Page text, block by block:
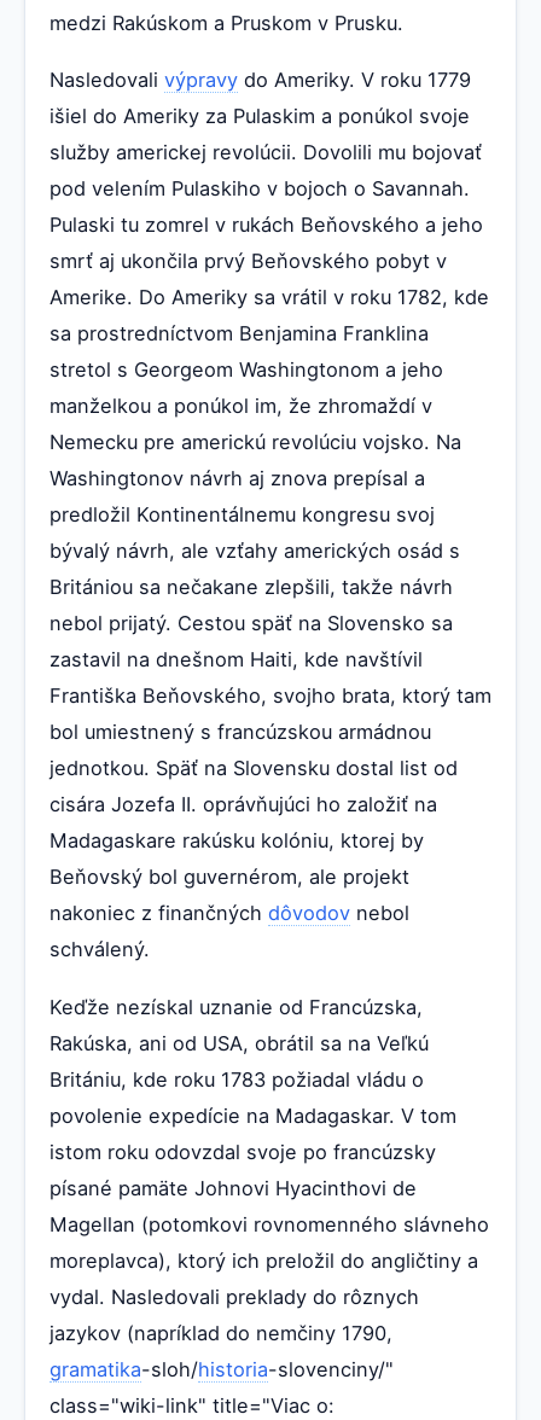
medzi Rakúskom a Pruskom v Prusku.
Nasledovali výpravy do Ameriky. V roku 1779
išiel do Ameriky za Pulaskim a ponúkol svoje
služby americkej revolúcii. Dovolili mu bojovať
pod velením Pulaskiho v bojoch o Savannah.
Pulaski tu zomrel v rukách Beňovského a jeho
smrť aj ukončila prvý Beňovského pobyt v
Amerike. Do Ameriky sa vrátil v roku 1782, kde
sa prostredníctvom Benjamina Franklina
stretol s Georgeom Washingtonom a jeho
manželkou a ponúkol im, že zhromaždí v
Nemecku pre americkú revolúciu vojsko. Na
Washingtonov návrh aj znova prepísal a
predložil Kontinentálnemu kongresu svoj
bývalý návrh, ale vzťahy amerických osád s
Britániou sa nečakane zlepšili, takže návrh
nebol prijatý. Cestou späť na Slovensko sa
zastavil na dnešnom Haiti, kde navštívil
Františka Beňovského, svojho brata, ktorý tam
bol umiestnený s francúzskou armádnou
jednotkou. Späť na Slovensku dostal list od
cisára Jozefa II. oprávňujúci ho založiť na
Madagaskare rakúsku kolóniu, ktorej by
Beňovský bol guvernérom, ale projekt
nakoniec z finančných dôvodov nebol
schválený.
Keďže nezískal uznanie od Francúzska,
Rakúska, ani od USA, obrátil sa na Veľkú
Britániu, kde roku 1783 požiadal vládu o
povolenie expedície na Madagaskar. V tom
istom roku odovzdal svoje po francúzsky
písané pamäte Johnovi Hyacinthovi de
Magellan (potomkovi rovnomenného slávneho
moreplavca), ktorý ich preložil do angličtiny a
vydal. Nasledovali preklady do rôznych
jazykov (napríklad do nemčiny 1790,
gramatika-sloh/historia-slovenciny/"
class="wiki-link" title="Viac o: